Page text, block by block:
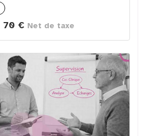
Prix :
70 € Net de taxe